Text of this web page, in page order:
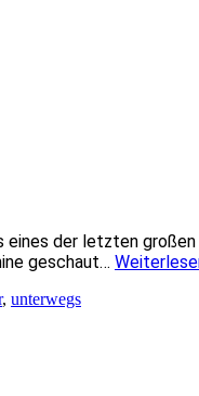
der letzten
geschaut…
, unterwegs